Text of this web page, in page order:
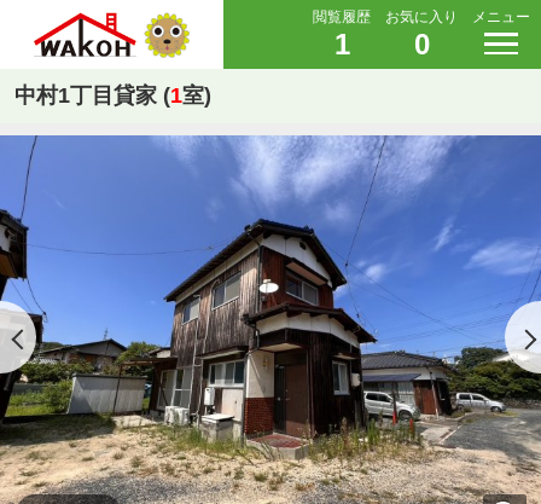
閲覧履歴
1
お気に入り
0
メニュー
中村1丁目貸家 (1室)